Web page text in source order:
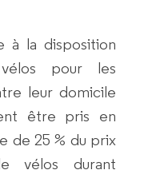
à la disposition
pour les
leur domicile
être pris en
de 25 % du prix
vélos durant